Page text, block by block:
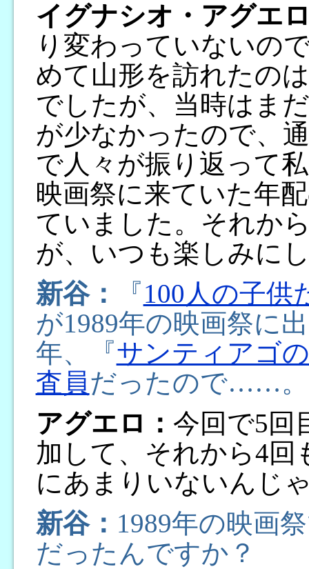
イグナシオ・アグエ
り変わっていないの
めて山形を訪れたの
でしたが、当時はま
が少なかったので、
で人々が振り返って
映画祭に来ていた年
ていました。それか
が、いつも楽しみに
新谷：
『100人の子供
が1989年の映画祭に
年、『サンティアゴ
査員だったので……。
アグエロ： 今回で5回
加して、それから4回
にあまりいないんじ
新谷： 1989年の映画
だったんですか？